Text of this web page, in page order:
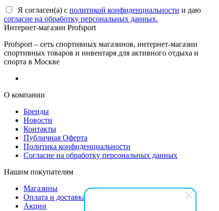
Я согласен(a) с политикой конфиденциальности и даю
согласие на обработку персональных данных.
Интернет-магазин Profsport
Profsport – сеть спортивных магазинов, интернет-магазин
спортивных товаров и инвентаря для активного отдыха и
спорта в Москве
О компании
Бренды
Новости
Контакты
Публичная Оферта
Политика конфиденциальности
Согласие на обработку персональных данных
Нашим покупателям
Магазины
Оплата и доставка
Акции